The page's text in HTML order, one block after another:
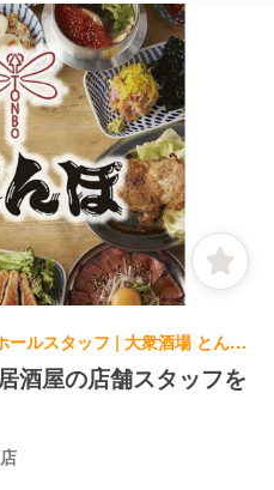
居酒屋 | レストランサービス・ホールスタッフ | 大衆酒場 とんぼ 広島立町店
酒屋の店舗スタッフを